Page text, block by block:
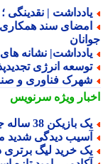
| نقدینگی ؛
سند همکاری سه
نشانه های
انرژی تجدیدپذیر در 317 مدرسه
فناوری و صنفی
ویژهسرنویس
بازیکن 38 ساله جانشین مرتضی شریفی شد!
دیدگی شدید
خرید لیگ برتری